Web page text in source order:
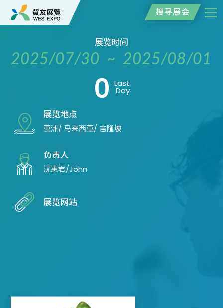
搜寻展会
展览时间
2025/07/30 ~ 2025/08/01
0 Last
Day
展览地点
亚洲/ 马来西亚/ 吉隆坡
负责人
沈惠君/John
展览网站